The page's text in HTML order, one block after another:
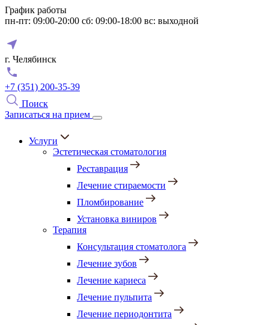
График работы
пн-пт: 09:00-20:00 сб: 09:00-18:00 вс: выходной
г. Челябинск
+7 (351) 200-35-39
Поиск
Записаться на прием
Услуги
Эстетическая стоматология
Реставрация
Лечение стираемости
Пломбирование
Установка виниров
Терапия
Консультация стоматолога
Лечение зубов
Лечение кариеса
Лечение пульпита
Лечение периодонтита